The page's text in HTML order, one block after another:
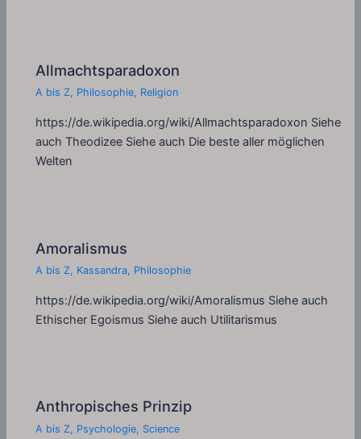
Allmachtsparadoxon
A bis Z, Philosophie, Religion
https://de.wikipedia.org/wiki/Allmachtsparadoxon Siehe
auch Theodizee Siehe auch Die beste aller möglichen
Welten
Amoralismus
A bis Z, Kassandra, Philosophie
https://de.wikipedia.org/wiki/Amoralismus Siehe auch
Ethischer Egoismus Siehe auch Utilitarismus
Anthropisches Prinzip
A bis Z, Psychologie, Science